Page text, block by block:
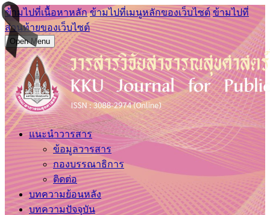
ข้ามไปที่เนื้อหาหลัก ข้ามไปที่เมนูหลักของเว็บไซต์ ข้ามไปที่
ส่วนท้ายของเว็บไซต์
Open Menu
แนะนำวารสาร
ข้อมูลวารสาร
กองบรรณาธิการ
ติดต่อ
บทความย้อนหลัง
บทความปัจจุบัน